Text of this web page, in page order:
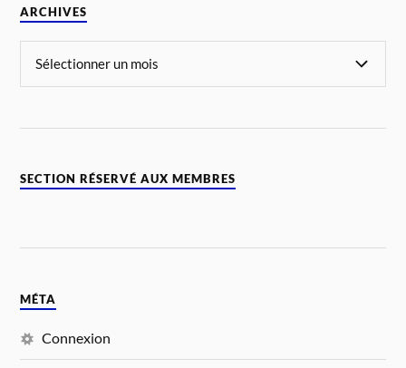
ARCHIVES
SECTION RÉSERVÉ AUX MEMBRES
MÉTA
Connexion